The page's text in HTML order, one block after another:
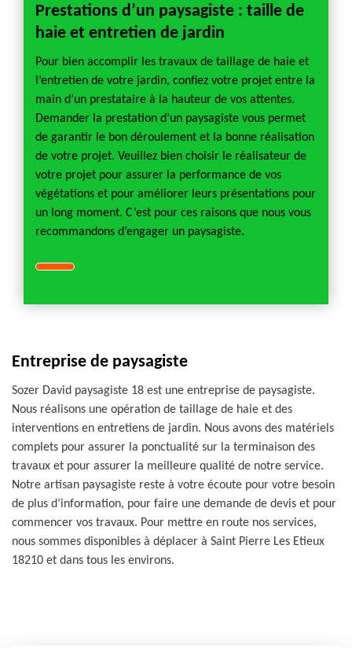
Prestations d’un paysagiste : taille de
haie et entretien de jardin
Pour bien accomplir les travaux de taillage de haie et
l’entretien de votre jardin, confiez votre projet entre la
main d’un prestataire à la hauteur de vos attentes.
Demander la prestation d’un paysagiste vous permet
de garantir le bon déroulement et la bonne réalisation
de votre projet. Veuillez bien choisir le réalisateur de
votre projet pour assurer la performance de vos
végétations et pour améliorer leurs présentations pour
un long moment. C’est pour ces raisons que nous vous
recommandons d’engager un paysagiste.
Entreprise de paysagiste
Sozer David paysagiste 18 est une entreprise de paysagiste.
Nous réalisons une opération de taillage de haie et des
interventions en entretiens de jardin. Nous avons des matériels
complets pour assurer la ponctualité sur la terminaison des
travaux et pour assurer la meilleure qualité de notre service.
Notre artisan paysagiste reste à votre écoute pour votre besoin
de plus d’information, pour faire une demande de devis et pour
commencer vos travaux. Pour mettre en route nos services,
nous sommes disponibles à déplacer à Saint Pierre Les Etieux
18210 et dans tous les environs.